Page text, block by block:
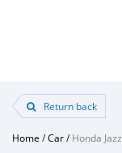
Return back
Home /Car/Honda Jazz